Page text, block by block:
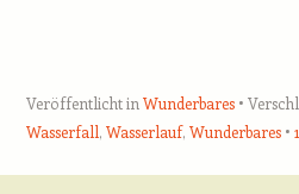
Veröffentlicht inWunderbares
Wasserfall, Wasserlauf, Wunderbares